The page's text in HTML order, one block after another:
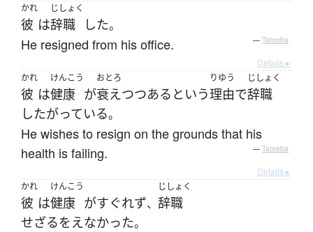
かれ
彼 は
じしょく
辞職 した。
He resigned from his office. — Tatoeba
Details ▸
かれ
彼 は
けんこう
健康 が
おとろ
衰えつつある という
りゆう
理由で
じしょく
辞職
したがっている。
He wishes to resign on the grounds that his
health is failing.
— Tatoeba
Details ▸
かれ
彼 は
けんこう
健康 がすぐれず、
じしょく
辞職
せざるをえなかった。